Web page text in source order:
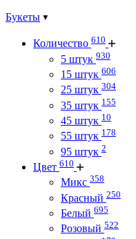
Букеты
Количество 610
5 штук 930
15 штук 606
25 штук 304
35 штук 155
45 штук 10
55 штук 178
95 штук 2
Цвет 610
Микс 358
Красный 250
Белый 695
Розовый 522